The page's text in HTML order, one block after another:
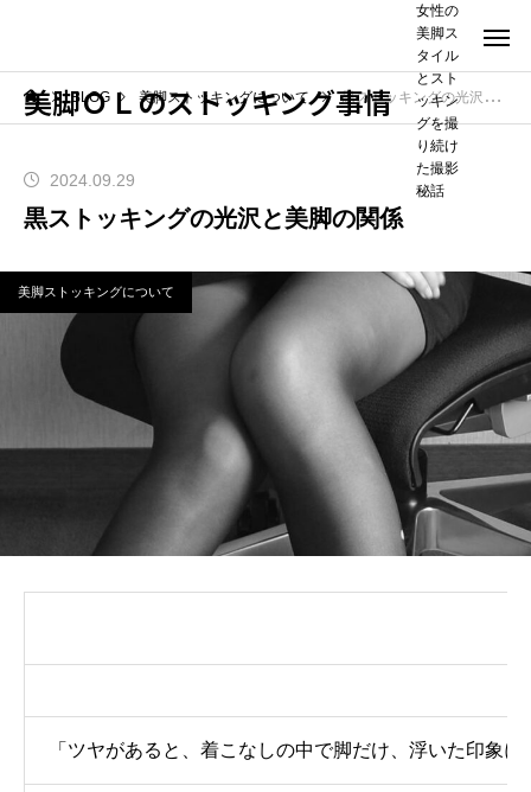
美脚ＯＬのストッキング事情
女性の
美脚ス
タイル
とスト
ッキン
グを撮
り続け
た撮影
秘話
BLOG 美脚ストッキングについて 黒ストッキングの光沢と美脚の関係
2024.09.29
黒ストッキングの光沢と美脚の関係
美脚ストッキングについて
「ツヤがあると、着こなしの中で脚だけ、浮いた印象